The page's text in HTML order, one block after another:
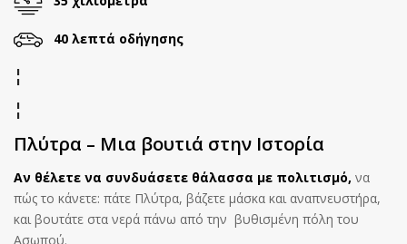
40 λεπτά οδήγησης
¦
¦
Πλύτρα – Μια βουτιά στην Ιστορία
Αν θέλετε να συνδυάσετε θάλασσα με πολιτισμό, να
πώς το κάνετε: πάτε Πλύτρα, βάζετε μάσκα και αναπνευστήρα,
και βουτάτε στα νερά πάνω από την βυθισμένη πόλη του
Ασωπού.